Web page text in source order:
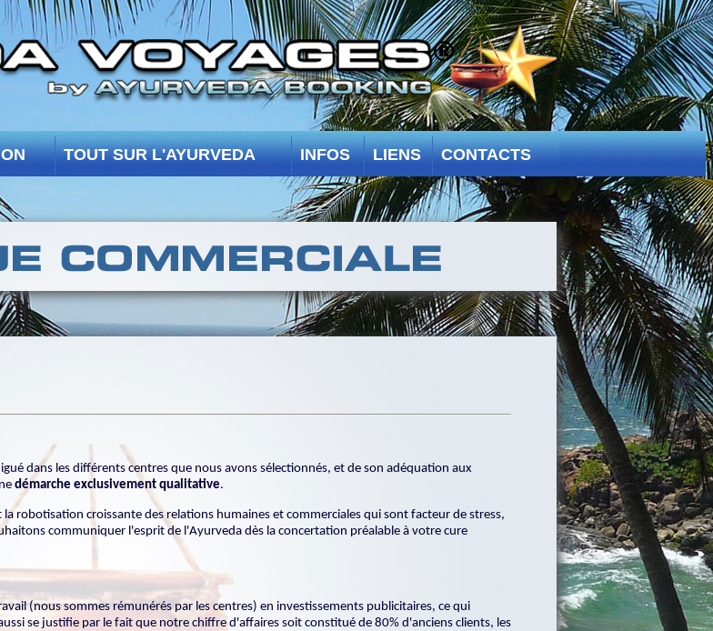
dans les différents centres que nous avons sélectionnés, et de son adéquation aux
démarche exclusivement qualitative.
robotisation croissante des relations humaines et commerciales qui sont facteur de stress,
communiquer l'esprit de l'Ayurveda dès la concertation préalable à votre cure
(nous sommes rémunérés par les centres) en investissements publicitaires, ce qui
se justifie par le fait que notre chiffre d'affaires soit constitué de 80% d'anciens clients, les
TOUT SUR L'AYURVEDA INFOS LIENS CONTACTS